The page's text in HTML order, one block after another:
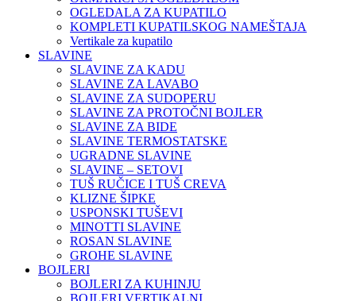
OGLEDALA ZA KUPATILO
KOMPLETI KUPATILSKOG NAMEŠTAJA
Vertikale za kupatilo
SLAVINE
SLAVINE ZA KADU
SLAVINE ZA LAVABO
SLAVINE ZA SUDOPERU
SLAVINE ZA PROTOČNI BOJLER
SLAVINE ZA BIDE
SLAVINE TERMOSTATSKE
UGRADNE SLAVINE
SLAVINE – SETOVI
TUŠ RUČICE I TUŠ CREVA
KLIZNE ŠIPKE
USPONSKI TUŠEVI
MINOTTI SLAVINE
ROSAN SLAVINE
GROHE SLAVINE
BOJLERI
BOJLERI ZA KUHINJU
BOJLERI VERTIKALNI